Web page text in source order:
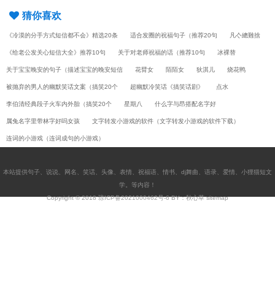
猜你喜欢
《冷漠的分手方式短信都不会》精选20条 适合发圈的祝福句子（推荐20句 凡亽總難捨
《给老公发关心短信大全》推荐10句 关于对老师祝福的话（推荐10句 冰裸替
关于宝宝晚安的句子（描述宝宝的晚安短信 花臂女 陌陌女 狄淇儿 烧花鸭
被抛弃的男人的幽默笑话文案（搞笑20个 超幽默冷笑话《搞笑话剧》 点水
李伯清经典段子火车内外胎（搞笑20个 星期八 什么字与昂搭配名字好
属兔名字里带林字好吗女孩 文字转发小游戏的软件（文字转发小游戏的软件下载）
连词的小游戏（连词成句的小游戏）
本站提供句子 说说 网名 笑话 头像 表情 祝福语 情书 dj舞曲 语录 爱情
小狸猫短文
学 。等内容！
Copyright © 2018琼ICP备2021000462号-6BY：秋心草sitemap